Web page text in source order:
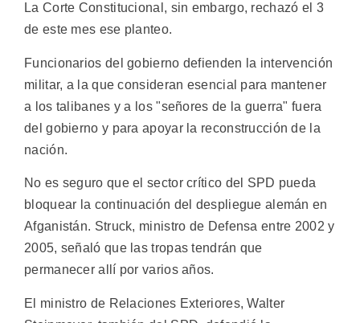
La Corte Constitucional, sin embargo, rechazó el 3
de este mes ese planteo.
Funcionarios del gobierno defienden la intervención
militar, a la que consideran esencial para mantener
a los talibanes y a los "señores de la guerra" fuera
del gobierno y para apoyar la reconstrucción de la
nación.
No es seguro que el sector crítico del SPD pueda
bloquear la continuación del despliegue alemán en
Afganistán. Struck, ministro de Defensa entre 2002 y
2005, señaló que las tropas tendrán que
permanecer allí por varios años.
El ministro de Relaciones Exteriores, Walter